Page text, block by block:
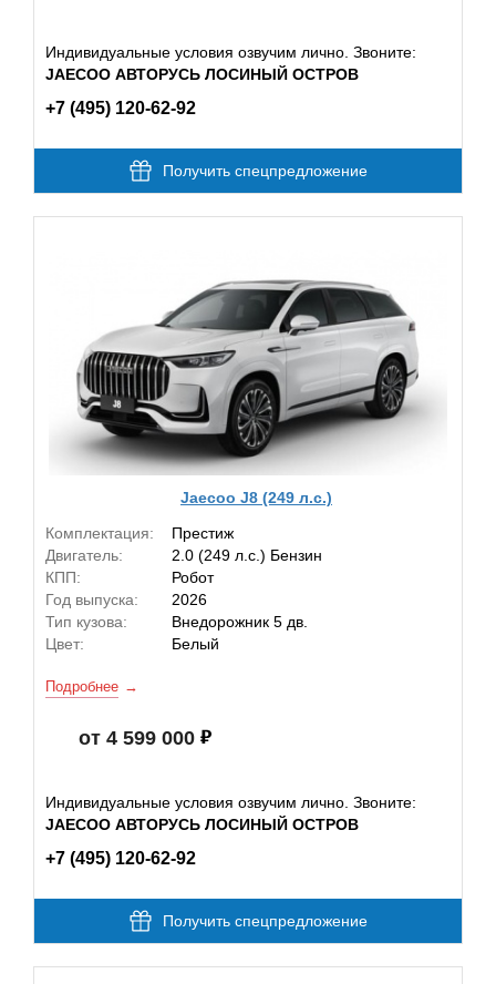
Индивидуальные условия озвучим лично. Звоните:
JAECOO АВТОРУСЬ ЛОСИНЫЙ ОСТРОВ
+7 (495) 120-62-92
Получить спецпредложение
Jaecoo J8 (249 л.с.)
Комплектация:
Престиж
Двигатель:
2.0 (249 л.с.) Бензин
КПП:
Робот
Год выпуска:
2026
Тип кузова:
Внедорожник 5 дв.
Цвет:
Белый
Подробнее
от 4 599 000
Индивидуальные условия озвучим лично. Звоните:
JAECOO АВТОРУСЬ ЛОСИНЫЙ ОСТРОВ
+7 (495) 120-62-92
Получить спецпредложение